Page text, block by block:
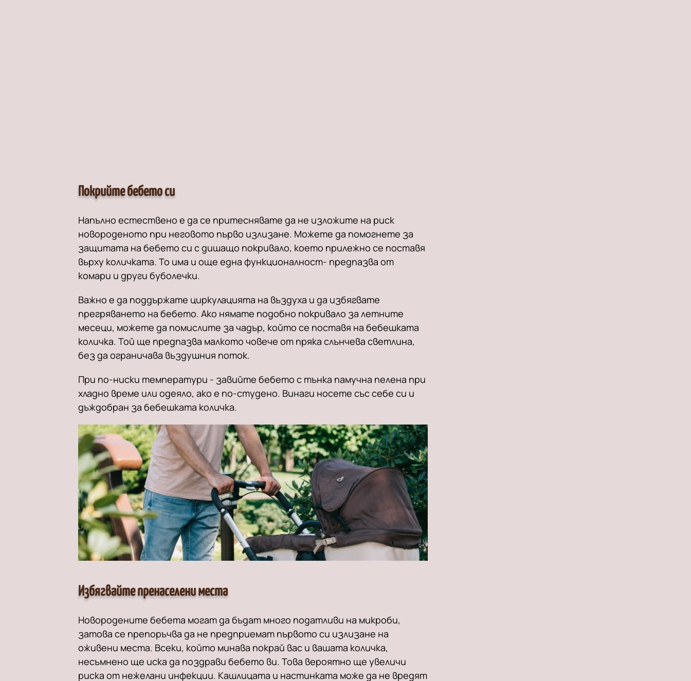
Покрийте бебето си
Напълно естествено е да се притеснявате да не изложите на риск
новороденото при неговото първо излизане. Можете да помогнете за
защитата на бебето си с дишащо покривало, което прилежно се поставя
върху количката. То има и още една функционалност- предпазва от
комари и други буболечки.
Важно е да поддържате циркулацията на въздуха и да избягвате
прегряването на бебето. Ако нямате подобно покривало за летните
месеци, можете да помислите за чадър, който се поставя на бебешката
количка. Той ще предпазва малкото човече от пряка слънчева светлина,
без да ограничава въздушния поток.
При по-ниски температури - завийте бебето с тънка памучна пелена при
хладно време или одеяло, ако е по-студено. Винаги носете със себе си и
дъждобран за бебешката количка.
Избягвайте пренаселени места
Новородените бебета могат да бъдат много податливи на микроби,
затова се препоръчва да не предприемат първото си излизане на
оживени места. Всеки, който минава покрай вас и вашата количка,
несъмнено ще иска да поздрави бебето ви. Това вероятно ще увеличи
риска от нежелани инфекции. Кашлицата и настинката може да не вредят